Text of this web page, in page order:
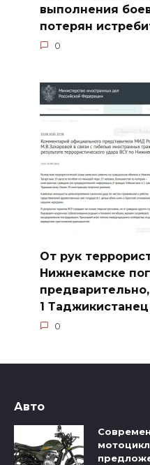
выполнения
потерян
0
От рук
Нижнекамске
1 Таджикистанец
0
Авто